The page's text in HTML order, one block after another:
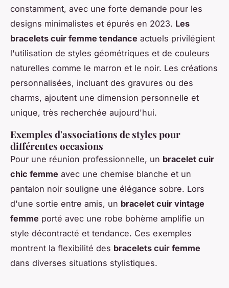
constamment, avec une forte demande pour les
designs minimalistes et épurés en 2023. Les
bracelets cuir femme tendance actuels privilégient
l'utilisation de styles géométriques et de couleurs
naturelles comme le marron et le noir. Les créations
personnalisées, incluant des gravures ou des
charms, ajoutent une dimension personnelle et
unique, très recherchée aujourd'hui.
Exemples d'associations de styles pour
différentes occasions
Pour une réunion professionnelle, un bracelet cuir
chic femme avec une chemise blanche et un
pantalon noir souligne une élégance sobre. Lors
d'une sortie entre amis, un bracelet cuir vintage
femme porté avec une robe bohème amplifie un
style décontracté et tendance. Ces exemples
montrent la flexibilité des bracelets cuir femme
dans diverses situations stylistiques.